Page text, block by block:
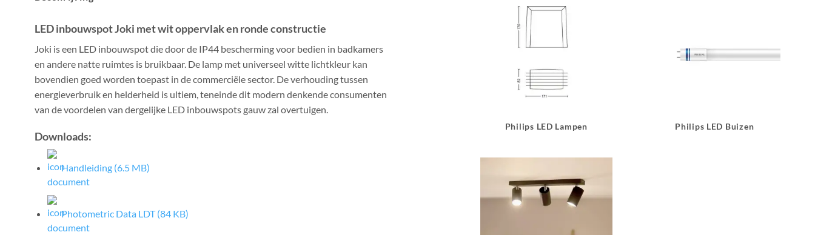
LED inbouwspot Joki met wit oppervlak en ronde constructie
Joki is een LED inbouwspot die door de IP44 bescherming voor bedien in badkamers
en andere natte ruimtes is bruikbaar. De lamp met universeel witte lichtkleur kan
bovendien goed worden toepast in de commerciële sector. De verhouding tussen
energieverbruik en helderheid is ultiem, teneinde dit modern denkende consumenten
van de voordelen van dergelijke LED inbouwspots gauw zal overtuigen.
Downloads:
Handleiding (6.5 MB)
Photometric Data LDT (84 KB)
Philips LED Lampen Philips LED Buizen